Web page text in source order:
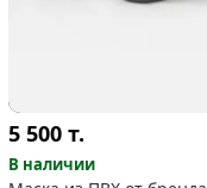
5 500т.
В наличии